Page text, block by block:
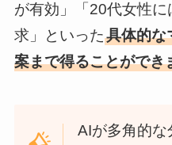
が有効」「20代女性
求」といった具体的な
案まで得ることができ
AIが多角的な